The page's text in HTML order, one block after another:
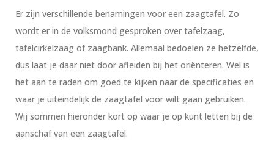
Er zijn verschillende benamingen voor een zaagtafel. Zo
wordt er in de volksmond gesproken over tafelzaag,
tafelcirkelzaag of zaagbank. Allemaal bedoelen ze hetzelfde,
dus laat je daar niet door afleiden bij het oriënteren. Wel is
het aan te raden om goed te kijken naar de specificaties en
waar je uiteindelijk de zaagtafel voor wilt gaan gebruiken.
Wij sommen hieronder kort op waar je op kunt letten bij de
aanschaf van een zaagtafel.